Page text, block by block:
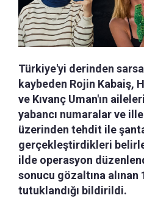
Türkiye'yi derinden
kaybeden Rojin Kabaiş,
ve Kıvanç Uman'ın
yabancı numaralar ve
üzerinden tehdit ile
gerçekleştirdikleri
ilde operasyon
sonucu gözaltına alınan
tutuklandığı bildirildi.